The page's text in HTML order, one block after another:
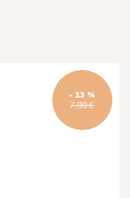
7,99 €
- 13 %